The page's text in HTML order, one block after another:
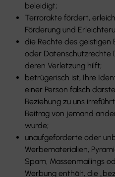
beleidigt;
Terrorakte fördert,
Förderung und
die Rechte des geistigen
oder
deren Verletzung hilft;
betrügerisch ist, Ihre
einer Person falsch
Beziehung zu uns
Beitrag von jemand
wurde;
unaufgeforderte oder
Werbematerialien,
Spam, Massenmailings
Werbung enthält, die